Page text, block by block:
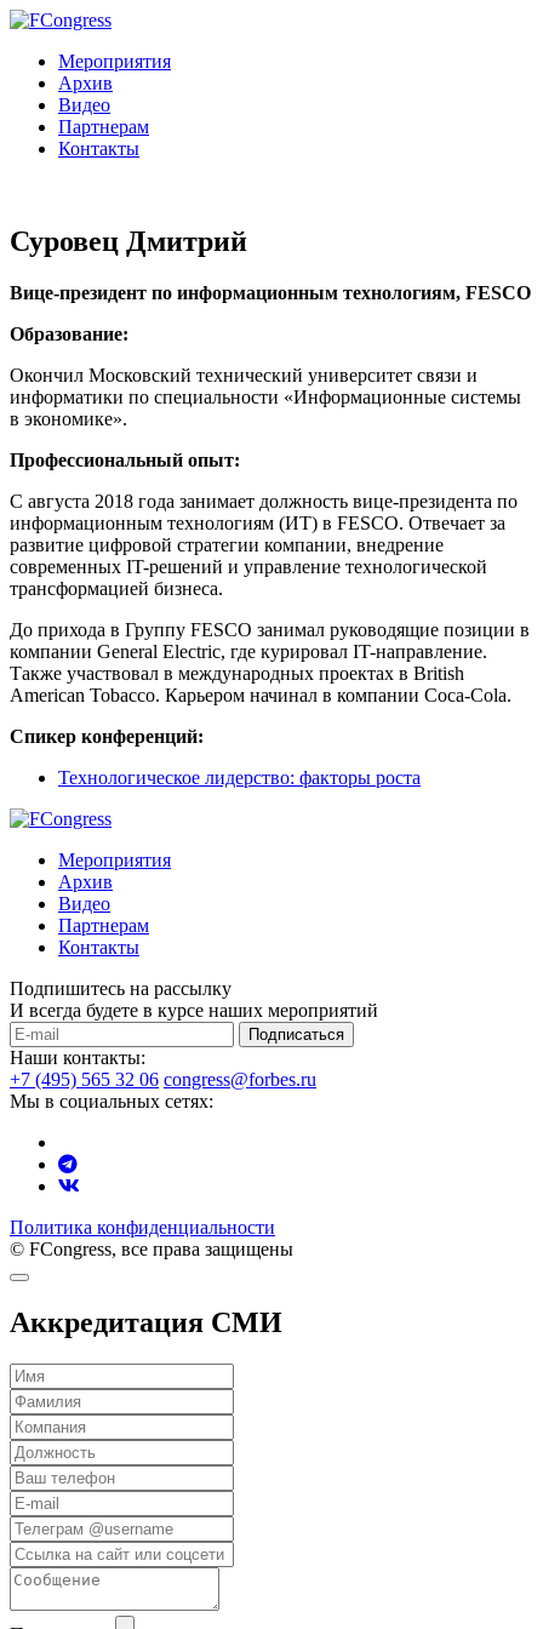
Мероприятия
Архив
Видео
Партнерам
Контакты
Суровец Дмитрий
Вице-президент по информационным технологиям, FESCO
Образование:
Окончил Московский технический университет связи и
информатики по специальности «Информационные системы
в экономике».
Профессиональный опыт:
С августа 2018 года занимает должность вице-президента по
информационным технологиям (ИТ) в FESCO. Отвечает за
развитие цифровой стратегии компании, внедрение
современных IT-решений и управление технологической
трансформацией бизнеса.
До прихода в Группу FESCO занимал руководящие позиции в
компании General Electric, где курировал IT-направление.
Также участвовал в международных проектах в British
American Tobacco. Карьером начинал в компании Coca-Cola.
Спикер конференций:
Технологическое лидерство: факторы роста
Мероприятия
Архив
Видео
Партнерам
Контакты
Подпишитесь на рассылку
И всегда будете в курсе наших мероприятий
Подписаться
Наши контакты:
+7 (495) 565 32 06 congress@forbes.ru
Мы в социальных сетях:
Политика конфиденциальности
© FCongress, все права защищены
Аккредитация СМИ